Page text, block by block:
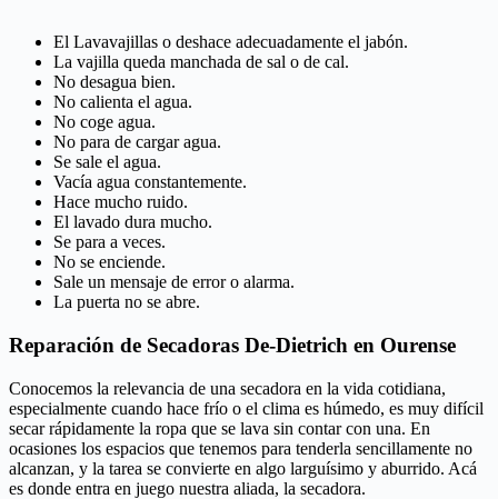
El Lavavajillas o deshace adecuadamente el jabón.
La vajilla queda manchada de sal o de cal.
No desagua bien.
No calienta el agua.
No coge agua.
No para de cargar agua.
Se sale el agua.
Vacía agua constantemente.
Hace mucho ruido.
El lavado dura mucho.
Se para a veces.
No se enciende.
Sale un mensaje de error o alarma.
La puerta no se abre.
Reparación de Secadoras De-Dietrich en Ourense
Conocemos la relevancia de una secadora en la vida cotidiana,
especialmente cuando hace frío o el clima es húmedo, es muy difícil
secar rápidamente la ropa que se lava sin contar con una. En
ocasiones los espacios que tenemos para tenderla sencillamente no
alcanzan, y la tarea se convierte en algo larguísimo y aburrido. Acá
es donde entra en juego nuestra aliada, la secadora.